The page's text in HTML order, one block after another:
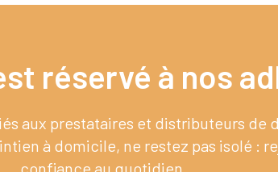
réservé à nos
aux prestataires et distributeurs
à domicile, ne restez pas isolé :
confiance au quotidien.